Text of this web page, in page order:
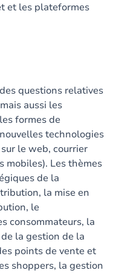
et les plateformes
questions relatives
aussi les
formes de
technologies
le web, courrier
mobiles). Les thèmes
de la
la mise en
le
consommateurs, la
la gestion de la
points de vente et
shoppers, la gestion